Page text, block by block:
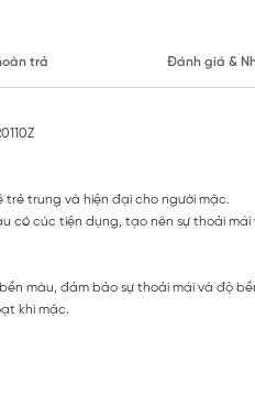
trả Đánh giá &
trung và hiện đại cho người mặc.
có cúc tiện dụng, tạo nên sự thoải
màu, đảm bảo sự thoải mái và độ
khi mặc.